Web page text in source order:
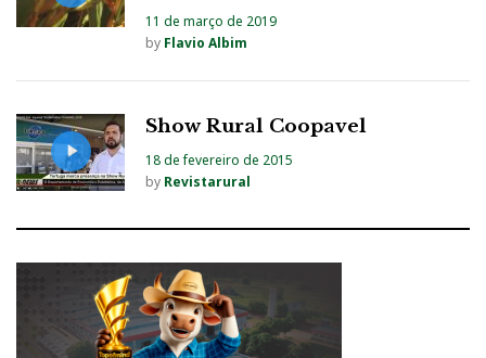
11 de março de 2019
by Flavio Albim
Show Rural Coopavel
18 de fevereiro de 2015
by Revistarural